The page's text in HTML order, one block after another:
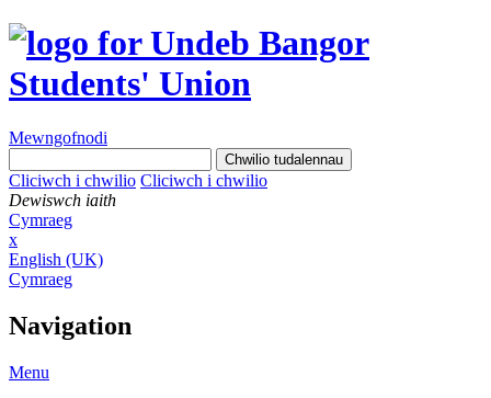
Mewngofnodi
Cliciwch i chwilio Cliciwch i chwilio
Dewiswch iaith
Cymraeg
x
English (UK)
Cymraeg
Navigation
Menu